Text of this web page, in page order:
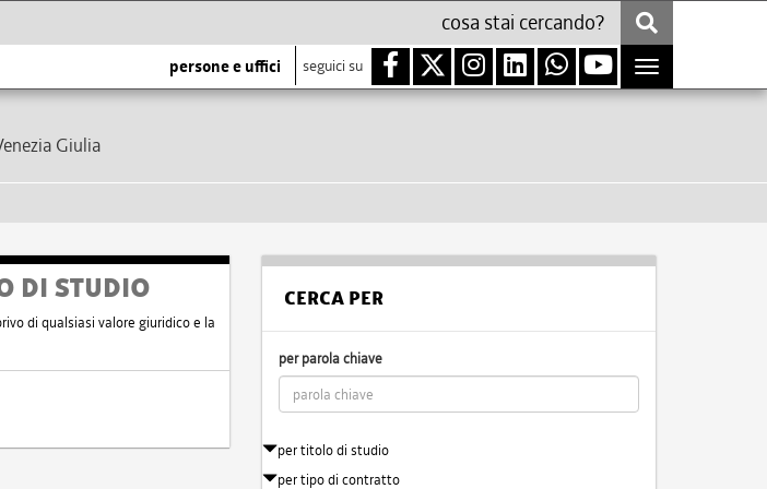
persone e uffici seguici su
Toggle
navigation
Giulia
DI STUDIO
di qualsiasi valore giuridico e la
CERCA PER
per parola chiave
per titolo di studio
per tipo di contratto